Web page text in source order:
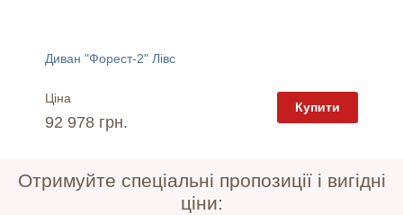
Диван "Форест-2" Лівс
Ціна
92 978 грн.
Купити
Отримуйте спеціальні пропозиції і вигідні
ціни: